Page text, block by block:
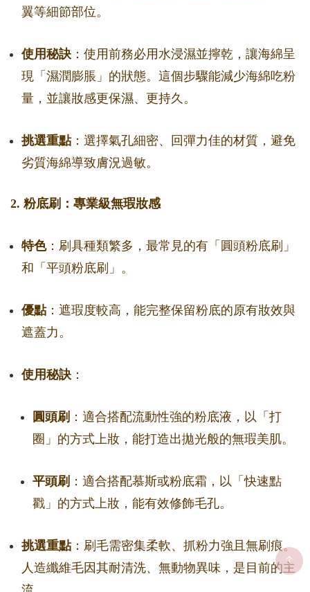
翼等細節部位。
使用秘訣 ：使用前務必用水浸濕並擰乾，讓海綿呈
現「濕潤膨脹」的狀態。這個步驟能減少海綿吃粉
量，並讓妝感更保濕、更持久。
挑選重點：選擇氣孔細密、回彈力佳的材質，避免
劣質海綿導致膚況過敏。
2. 粉底刷：專業級無瑕妝感
特色：刷具種類繁多，最常見的有「圓頭粉底刷」
和「平頭粉底刷」。
優點：遮瑕度較高，能完整保留粉底的原有妝效與
遮蓋力。
使用秘訣 ：
圓頭刷 ：適合搭配流動性強的粉底液，以「打
圈」的方式上妝，能打造出拋光般的無瑕美肌。
平頭刷 ：適合搭配慕斯或粉底霜，以「快速點
戳」的方式上妝，能有效修飾毛孔。
挑選重點：刷毛需密集柔軟、抓粉力強且無刷痕。
人造纖維毛因其耐清洗、無動物異味，是目前的主